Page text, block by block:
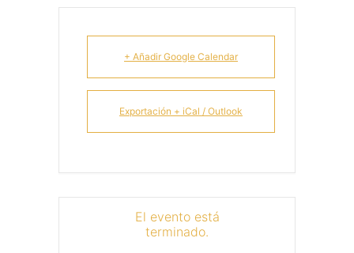
+ Añadir Google Calendar
Exportación + iCal / Outlook
El evento está
terminado.